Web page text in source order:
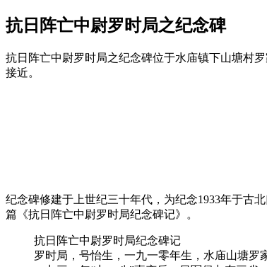
抗日阵亡中尉罗时局之纪念碑
抗日阵亡中尉罗时局之纪念碑位于水庙镇下山塘村
接近。
纪念碑修建于上世纪三十年代，为纪念1933年于古
篇《抗日阵亡中尉罗时局纪念碑记》。
抗日阵亡中尉罗时局纪念碑记
罗时局，号怡生，一九一零年生，水庙山塘罗